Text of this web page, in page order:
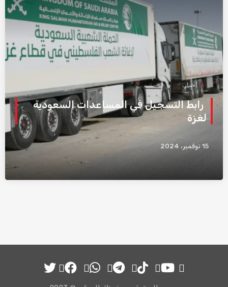
أخبار
رابط التسجيل في المساعدات السعودية
لغزة
15 نوفمبر، 2024